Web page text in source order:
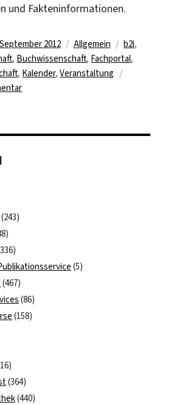
und Fakteninformationen.
2012 Kategorien
Allgemein b2i,
, Buchwissenschaft, Fachportal,
, Kalender,Veranstaltung
zu
Veranstaltungskalender
(243)
(5)
(467)
(86)
(158)
(364)
(440)